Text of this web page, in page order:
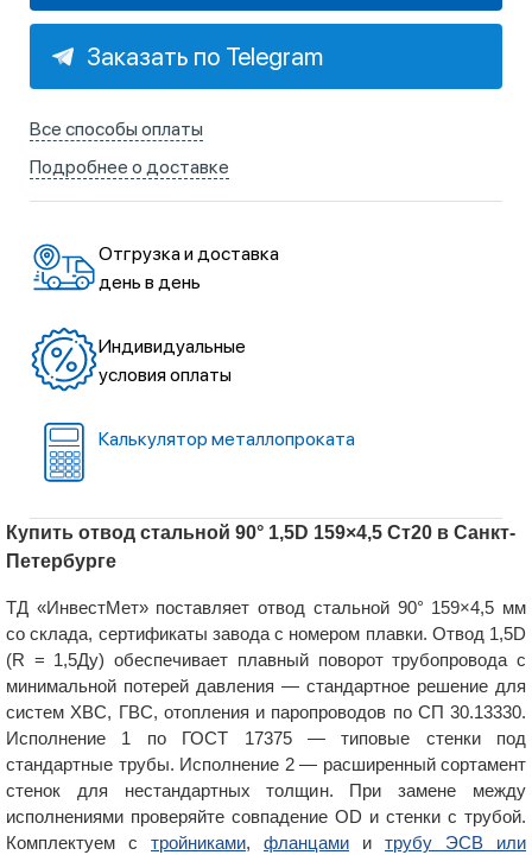
Заказать по Telegram
Все способы оплаты
Подробнее о доставке
Отгрузка и доставка
день в день
Индивидуальные
условия оплаты
Калькулятор металлопроката
Купить отвод стальной 90° 1,5D 159×4,5 Ст20 в Санкт-
Петербурге
ТД «ИнвестМет» поставляет отвод стальной 90° 159×4,5 мм
со склада, сертификаты завода с номером плавки. Отвод 1,5D
(R = 1,5Ду) обеспечивает плавный поворот трубопровода с
минимальной потерей давления — стандартное решение для
систем ХВС, ГВС, отопления и паропроводов по СП 30.13330.
Исполнение 1 по ГОСТ 17375 — типовые стенки под
стандартные трубы. Исполнение 2 — расширенный сортамент
стенок для нестандартных толщин. При замене между
исполнениями проверяйте совпадение OD и стенки с трубой.
Комплектуем с тройниками, фланцами и трубу ЭСВ или